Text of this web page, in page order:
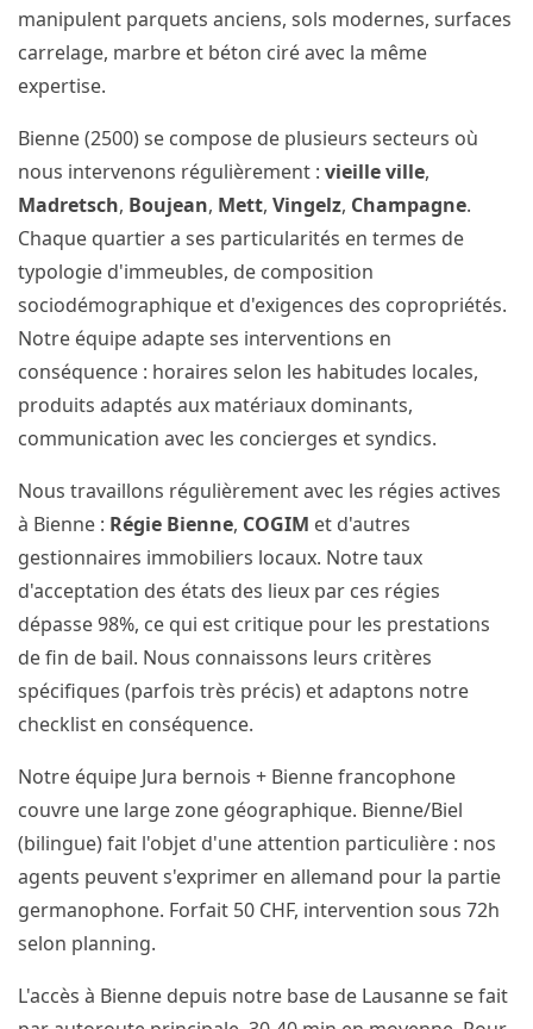
manipulent parquets anciens, sols modernes, surfaces
carrelage, marbre et béton ciré avec la même
expertise.
Bienne (2500) se compose de plusieurs secteurs où
nous intervenons régulièrement : vieille ville,
Madretsch, Boujean, Mett, Vingelz, Champagne.
Chaque quartier a ses particularités en termes de
typologie d'immeubles, de composition
sociodémographique et d'exigences des copropriétés.
Notre équipe adapte ses interventions en
conséquence : horaires selon les habitudes locales,
produits adaptés aux matériaux dominants,
communication avec les concierges et syndics.
Nous travaillons régulièrement avec les régies actives
à Bienne : Régie Bienne, COGIM et d'autres
gestionnaires immobiliers locaux. Notre taux
d'acceptation des états des lieux par ces régies
dépasse 98%, ce qui est critique pour les prestations
de fin de bail. Nous connaissons leurs critères
spécifiques (parfois très précis) et adaptons notre
checklist en conséquence.
Notre équipe Jura bernois + Bienne francophone
couvre une large zone géographique. Bienne/Biel
(bilingue) fait l'objet d'une attention particulière : nos
agents peuvent s'exprimer en allemand pour la partie
germanophone. Forfait 50 CHF, intervention sous 72h
selon planning.
L'accès à Bienne depuis notre base de Lausanne se fait